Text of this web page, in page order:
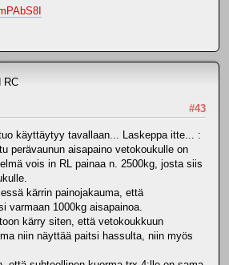
RC
#43
käyttäytyy tavallaan... Laskeppa itte... :
perävaunun aisapaino vetokoukulle on
vois in RL painaa n. 2500kg, josta siis
kärrin painojakauma, että
varmaan 1000kg aisapainoa.
kärry siten, että vetokoukkuun
niin näyttää paitsi hassulta, niin myös